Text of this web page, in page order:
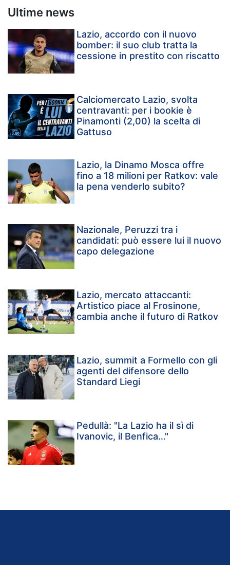
Ultime news
Lazio, accordo con il nuovo
bomber: il suo club tratta la
cessione in prestito con riscatto
Calciomercato Lazio, svolta
centravanti: per i bookie è
Pinamonti (2,00) la scelta di
Gattuso
Lazio, la Dinamo Mosca offre
fino a 18 milioni per Ratkov: vale
la pena venderlo subito?
Nazionale, Peruzzi tra i
candidati: può essere lui il nuovo
capo delegazione
Lazio, mercato attaccanti:
Artistico piace al Frosinone,
cambia anche il futuro di Ratkov
Lazio, summit a Formello con gli
agenti del difensore dello
Standard Liegi
Pedullà: "La Lazio ha il sì di
Ivanovic, il Benfica…"